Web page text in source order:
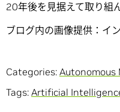
20年後を見据えて取り組
ブログ内の画像提供：イ
Categories: Autonomous
Tags: Artificial